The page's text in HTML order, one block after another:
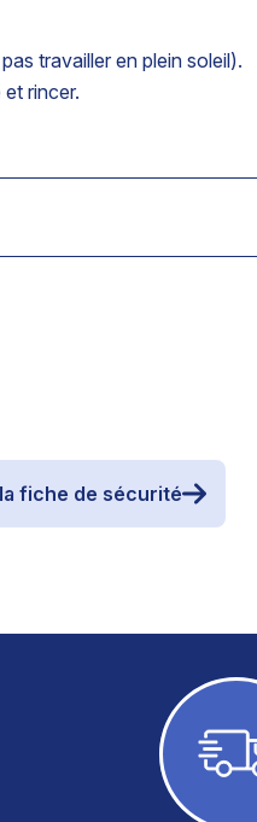
travailler en plein soleil).
et rincer.
fiche de sécurité